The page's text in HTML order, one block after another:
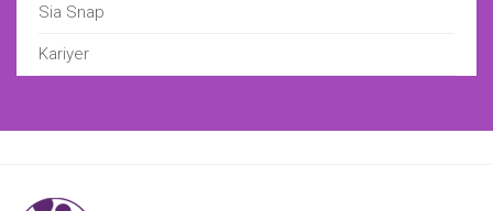
Sia Snap
Kariyer